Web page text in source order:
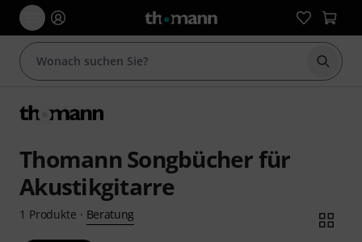
Suche
Thomann Songbücher für
Akustikgitarre
1 Produkte · Beratung